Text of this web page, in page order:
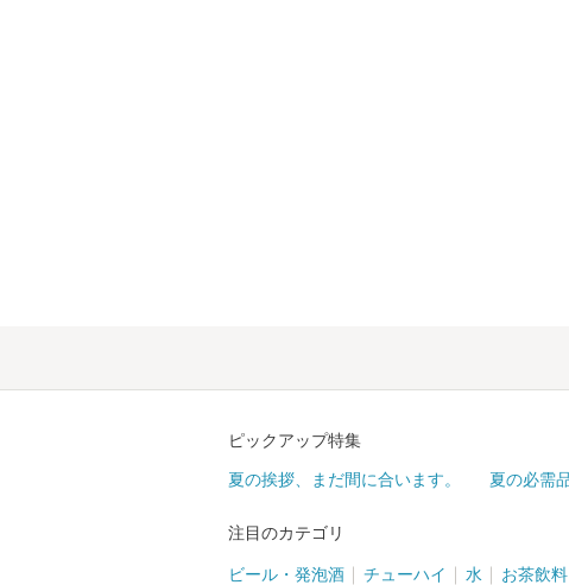
ピックアップ特集
夏の挨拶、まだ間に合います。 夏の必需
注目のカテゴリ
ビール・発泡酒 チューハイ 水 お茶飲料